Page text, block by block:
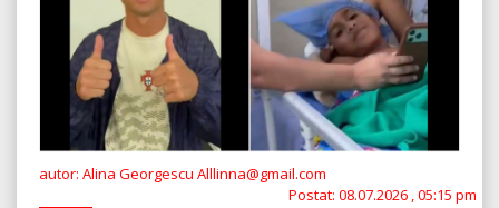
autor: Alina Georgescu Alllinna@gmail.com
Postat: 08.07.2026 , 05:15 pm